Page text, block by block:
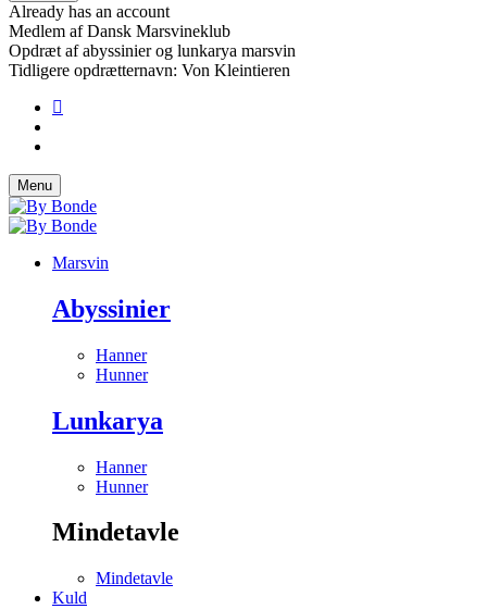
Already has an account
Medlem af Dansk Marsvineklub
Opdræt af abyssinier og lunkarya marsvin
Tidligere opdrætternavn: Von Kleintieren
Menu
Marsvin
Abyssinier
Hanner
Hunner
Lunkarya
Hanner
Hunner
Mindetavle
Mindetavle
Kuld